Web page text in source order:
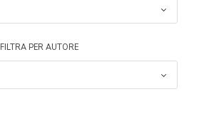
FILTRA PER AUTORE